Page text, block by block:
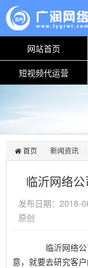
网站首页
短视频代运营
首页 新闻资讯
临沂网络
发布日期：2018-
原创
临沂网络公
意，就要去研究客